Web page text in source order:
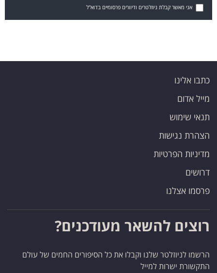
אני מאשר קבלת ניוזלטרים ודיוורים פרסומיים בדוא"ל
כתבו אלינו
מייל אדום
תנאי שימוש
הצהרת נגישות
מדיניות הפרטיות
דרושים
פרסמו אצלנו
רוצים להשאר מעודכנים?
הרשמו לניוזלטר שלנו וקבלו את כל הסיפורים החמים של עולם
התקשורת ישרות למייל